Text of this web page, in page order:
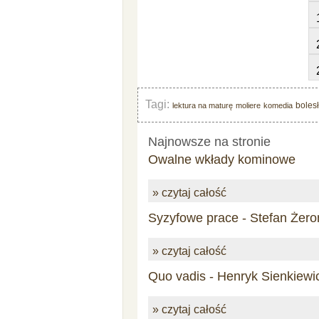
Tagi: lektura na maturę moliere komedia
Najnowsze na stronie
Owalne wkłady kominowe
» czytaj całość
Syzyfowe prace - Stefan
» czytaj całość
Quo vadis - Henryk
» czytaj całość